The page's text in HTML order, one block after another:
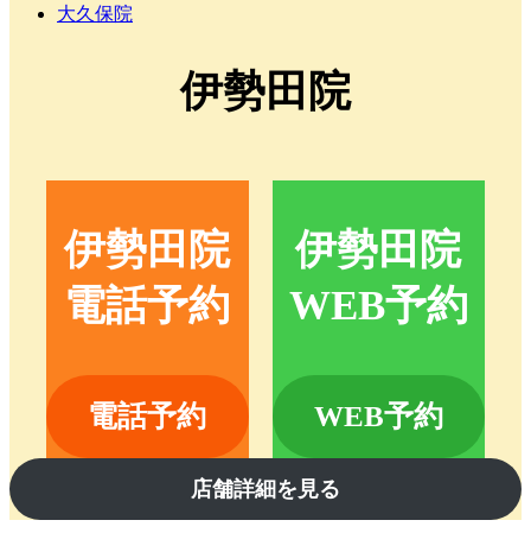
大久保院
伊勢田院
伊勢田院
電話予約
電話予約
伊勢田院
WEB予約
WEB予約
店舗詳細を見る